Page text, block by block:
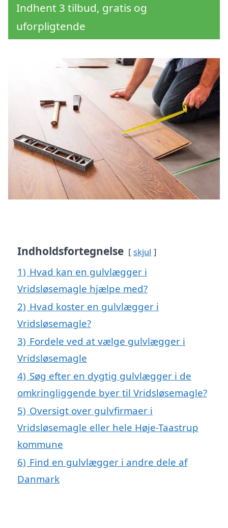
Indhent 3 tilbud, gratis og
uforpligtende
Indholdsfortegnelse skjul
1) Hvad kan en gulvlægger i
Vridsløsemagle hjælpe med?
2) Hvad koster en gulvlægger i
Vridsløsemagle?
3) Fordele ved at vælge gulvlægger i
Vridsløsemagle
4) Søg efter en dygtig gulvlægger i de
omkringliggende byer til Vridsløsemagle?
5) Oversigt over gulvfirmaer i
Vridsløsemagle eller hele Høje-Taastrup
kommune
6) Find en gulvlægger i andre dele af
Danmark